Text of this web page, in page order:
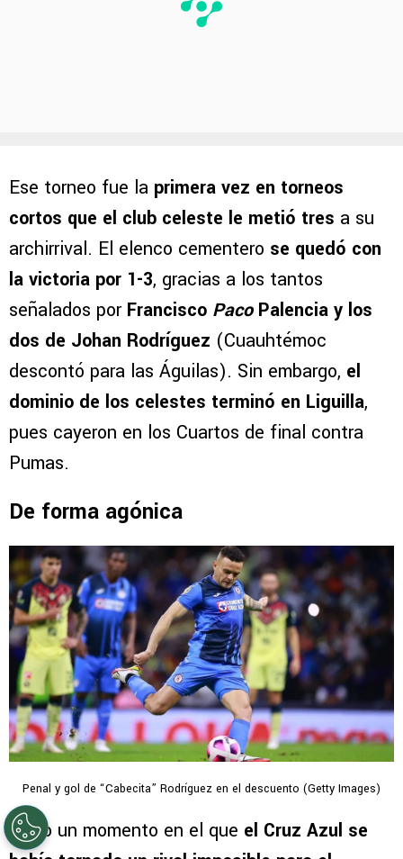
Ese torneo fue la primera vez en torneos
cortos que el club celeste le metió tres a su
archirrival. El elenco cementero se quedó con
la victoria por 1-3, gracias a los tantos
señalados por Francisco PacoPalencia y los
dos de Johan Rodríguez (Cuauhtémoc
descontó para las Águilas). Sin embargo, el
dominio de los celestes terminó en Liguilla,
pues cayeron en los Cuartos de final contra
Pumas.
De forma agónica
Penal y gol de “Cabecita” Rodríguez en el descuento (Getty Images)
Hubo un momento en el que el Cruz Azul se